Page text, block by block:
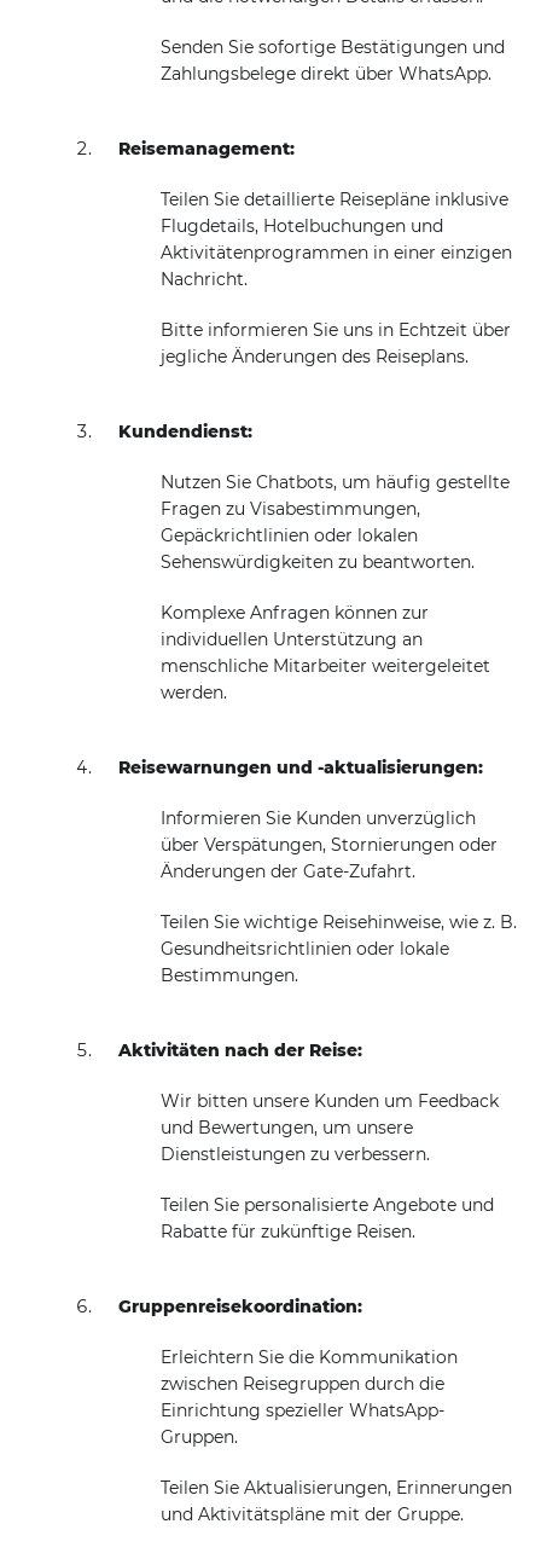
Senden Sie sofortige Bestätigungen und
Zahlungsbelege direkt über WhatsApp.
Reisemanagement:
Teilen Sie detaillierte Reisepläne inklusive
Flugdetails, Hotelbuchungen und
Aktivitätenprogrammen in einer einzigen
Nachricht.
Bitte informieren Sie uns in Echtzeit über
jegliche Änderungen des Reiseplans.
Kundendienst:
Nutzen Sie Chatbots, um häufig gestellte
Fragen zu Visabestimmungen,
Gepäckrichtlinien oder lokalen
Sehenswürdigkeiten zu beantworten.
Komplexe Anfragen können zur
individuellen Unterstützung an
menschliche Mitarbeiter weitergeleitet
werden.
Reisewarnungen und -aktualisierungen:
Informieren Sie Kunden unverzüglich
über Verspätungen, Stornierungen oder
Änderungen der Gate-Zufahrt.
Teilen Sie wichtige Reisehinweise, wie z. B.
Gesundheitsrichtlinien oder lokale
Bestimmungen.
Aktivitäten nach der Reise:
Wir bitten unsere Kunden um Feedback
und Bewertungen, um unsere
Dienstleistungen zu verbessern.
Teilen Sie personalisierte Angebote und
Rabatte für zukünftige Reisen.
Gruppenreisekoordination:
Erleichtern Sie die Kommunikation
zwischen Reisegruppen durch die
Einrichtung spezieller WhatsApp-
Gruppen.
Teilen Sie Aktualisierungen, Erinnerungen
und Aktivitätspläne mit der Gruppe.